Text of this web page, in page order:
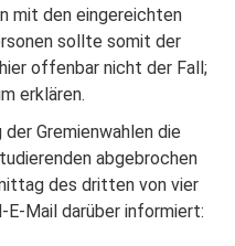
mit den eingereichten
sollte somit der
offenbar nicht der Fall;
erklären.
Gremienwahlen die
abgebrochen
des dritten von vier
E-Mail darüber informiert: